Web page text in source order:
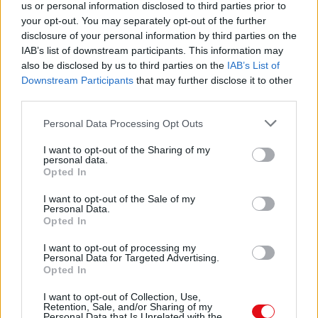
us or personal information disclosed to third parties prior to
your opt-out. You may separately opt-out of the further
disclosure of your personal information by third parties on the
IAB’s list of downstream participants. This information may
also be disclosed by us to third parties on the IAB’s List of
Downstream Participants that may further disclose it to other
Personal Data Processing Opt Outs
I want to opt-out of the Sharing of my
personal data.
Opted In
I want to opt-out of the Sale of my
Personal Data.
Opted In
I want to opt-out of processing my
Personal Data for Targeted Advertising.
Opted In
I want to opt-out of Collection, Use,
Retention, Sale, and/or Sharing of my
Descargar
Comparte el documento
Enlace a esta página
Utilice el enlace permanente a la página de descarga del